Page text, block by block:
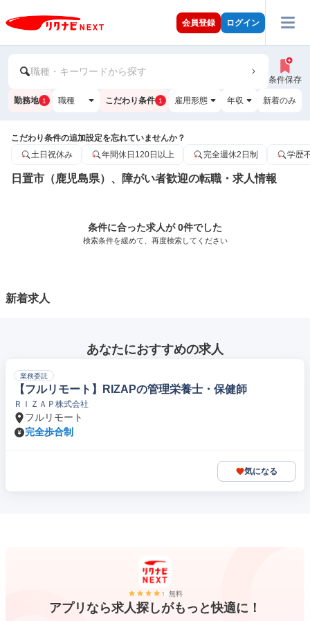
会員登録 ログイン
職種・キーワードから探す
条件保存
勤務地 1 職種 こだわり条件 1 雇用形態 年収 新着のみ
こだわり条件の追加設定を忘れていませんか？
土日祝休み
年間休日120日以上 完全週休2日制 学歴
日置市（鹿児島県）、障がい者歓迎の転職・求人情報
条件に合った求人が 0件でした
検索条件を緩めて、再度検索してください
新着求人
あなたにおすすめの求人
業務委託
【フルリモート】RIZAPの管理栄養士・保健師
ＲＩＺＡＰ株式会社
フルリモート
完全歩合制
気になる
無料
アプリなら求人探しがもっと快適に！